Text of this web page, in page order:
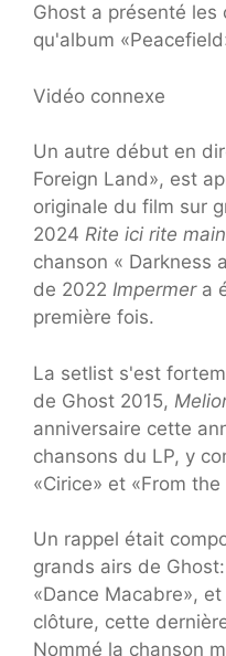
Ghost a présenté les
qu'album
Vidéo connexe
Un autre début en
Foreign Land», est
originale du film sur
2024 Rite ici rite
chanson « Darkness
de 2022 Impermera
première fois.
La setlist s'est
de Ghost 2015,
anniversaire cette
chansons du LP, y
«Cirice» et «From
Un rappel était
grands airs de
«Dance Macabre»,
clôture, cette
Nommé la chanson